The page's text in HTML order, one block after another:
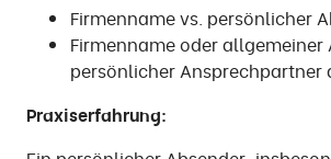
Firmenname vs. persönlicher
Firmenname oder allgemeiner
persönlicher Ansprechpartner
Praxiserfahrung: